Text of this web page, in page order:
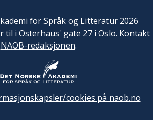
for Språk og Litteratur2026
til i Osterhaus' gate 27 i Oslo. Kontakt
NAOB-redaksjonen.
cookies på naob.no